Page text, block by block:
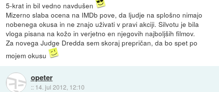
5-krat in bil vedno navdušen
Mizerno slaba ocena na IMDb pove, da ljudje na splošno nimajo
nobenega okusa in ne znajo uživati v pravi akciji. Silvotu je bila
vloga pisana na kožo in verjetno en njegovih najboljših filmov.
Za novega Judge Dredda sem skoraj prepričan, da bo spet po
mojem okusu
opeter
:: 14. jul 2012, 12:10